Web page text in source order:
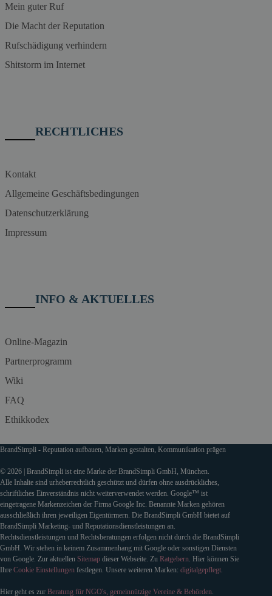
Mein guter Ruf
Die Macht der Reputation
Rufschädigung verhindern
Shitstorm im Internet
RECHTLICHES
Kontakt
Allgemeine Geschäftsbedingungen
Datenschutzerklärung
Impressum
INFO & AKTUELLES
Online-Magazin
Partnerprogramm
Wiki
FAQ
Ethikkodex
BrandSimpli - Reputation aufbauen, Marken gestalten, Kommunikation prägen
© 2026 | BrandSimpli ist eine Marke der BrandSimpli GmbH, München.
Alle Inhalte sind urheberrechtlich geschützt und dürfen ohne ausdrückliches,
schriftliches Einverständnis nicht weiterverwendet werden. Google™ ist
eingetragene Markenzeichen der Firma Google Inc. Benannte Marken gehören
ausschließlich ihren jeweiligen Eigentürmern. Die BrandSimpli GmbH bietet auf
BrandSimpli Marketing- und Reputationsdienstleistungen an.
Rechtsdienstleistungen und Rechtsberatungen erfolgen nicht durch die BrandSimpli
GmbH. Wir stehen in keinem Zusammenhang mit Google oder sonstigen Diensten
von Google. Zur aktuellen Sitemap dieser Webseite. Zu Ratgebern . Hier können Sie
Ihre Cookie Einstellungen festlegen. Unsere weiteren Marken: digitalgepflegt
Hier geht es zur Beratung für NGO's, gemeinnützige Vereine & Behörden